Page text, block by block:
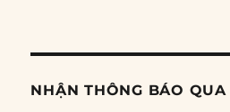
NHẬN THÔNG BÁO